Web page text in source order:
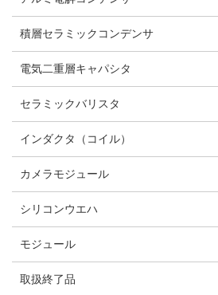
積層セラミックコンデンサ
電気二重層キャパシタ
セラミックバリスタ
インダクタ（コイル）
カメラモジュール
シリコンウエハ
モジュール
取扱終了品